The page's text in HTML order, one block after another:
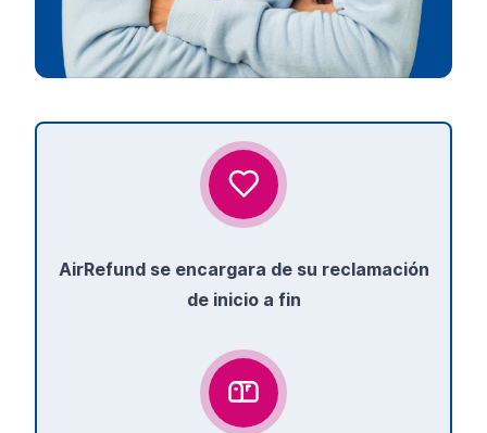
AirRefund se encargara de su reclamación
de inicio a fin